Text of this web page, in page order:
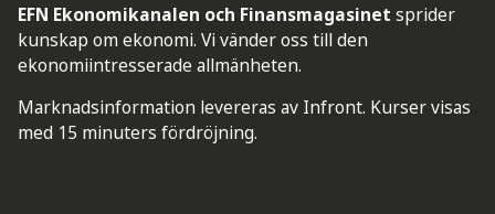
EFN Ekonomikanalen och Finansmagasinet sprider
kunskap om ekonomi. Vi vänder oss till den
ekonomiintresserade allmänheten.
Marknadsinformation levereras av Infront. Kurser visas
med 15 minuters fördröjning.